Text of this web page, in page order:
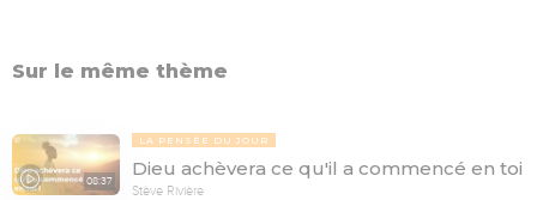
Sur le même thème
08:37
LA PENSÉE DU JOUR
Dieu achèvera ce qu'il a commencé en toi
Stève Rivière